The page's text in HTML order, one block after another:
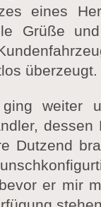
eines
Grüße
überzeugt.
weiter
Dutzend
er mir